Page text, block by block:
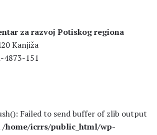
za razvoj Potiskog regiona
Kanjiža
4873-151
Failed to send buffer of zlib output
/home/icrrs/public_html/wp-